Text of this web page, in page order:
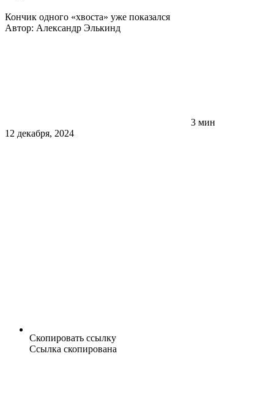
Кончик одного «хвоста» уже показался
Автор: Александр Элькинд
3 мин
12 декабря, 2024
Скопировать ссылку
Ссылка скопирована